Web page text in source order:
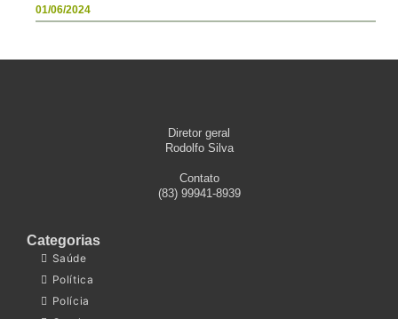
01/06/2024
Diretor geral
Rodolfo Silva
Contato
(83) 99941-8939
Categorias
Saúde
Política
Polícia